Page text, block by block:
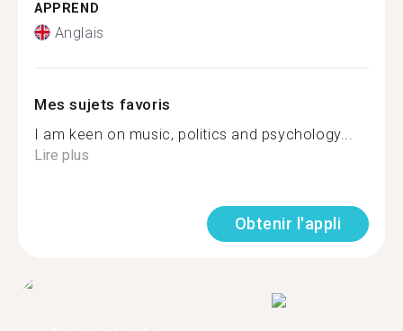
APPREND
Anglais
Mes sujets favoris
I am keen on music, politics and psychology...
Lire plus
Obtenir l'appli